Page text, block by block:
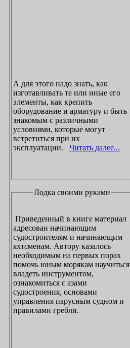
А для этого надо знать, как
изготавливать те или иные его
элементы, как крепить
оборудование и арматуру и быть
знакомым с различными
условиями, которые могут
встретиться при их
эксплуатации.
Читать далее...
Лодка своими руками
Приведенный в книге материал
адресован начинающим
судостроителям и начинающим
яхтсменам. Автору казалось
необходимым на первых порах
помочь юным морякам научиться
владеть инструментом,
ознакомиться с азами
судостроения, основами
управления парусным судном и
правилами гребли.